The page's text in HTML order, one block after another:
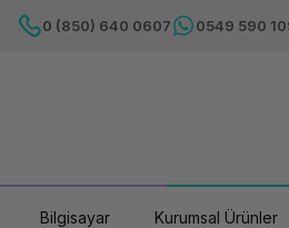
0 (850) 640 0607 0549 590
Bilgisayar Kurumsal Ürünler